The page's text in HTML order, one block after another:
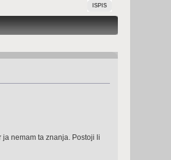
ISPIS
nemam ta znanja. Postoji li